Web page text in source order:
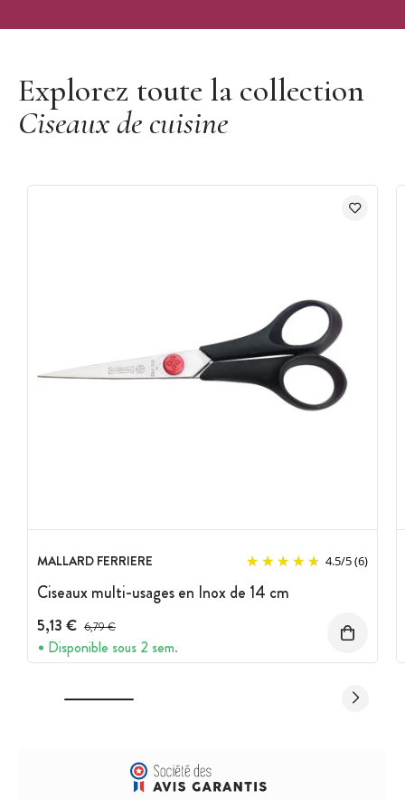
Explorez toute la collection
Ciseaux de cuisine
MALLARD FERRIERE 4.5/5(6)
Ciseaux multi-usages en Inox de 14 cm
5,13 € Prix avant réduction :
6,79 €
Disponible sous 2 sem.